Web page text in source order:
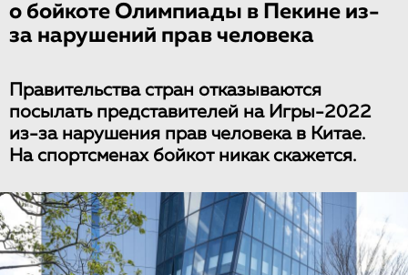
о бойкоте Олимпиады в Пекине из-
за нарушений прав человека
Правительства стран отказываются
посылать представителей на Игры-2022
из-за нарушения прав человека в Китае.
На спортсменах бойкот никак скажется.